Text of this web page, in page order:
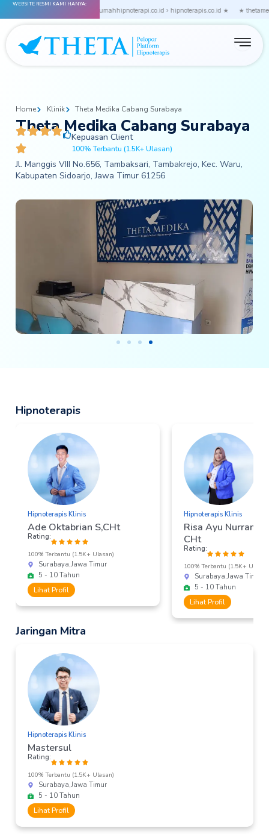
Skip
content
WEBSITE RESMI KAMI HANYA:
› thetagroup.co.id › rumahhipnoterapi.co.id › hipnoterapis.co.id ★ ★
Home Klinik Theta Medika Cabang Surabaya
Theta Medika Cabang Surabaya
Kepuasan Client
100% Terbantu (1.5K+ Ulasan)
Jl. Manggis VIII No.656, Tambaksari, Tambakrejo, Kec. Waru,
Kabupaten Sidoarjo, Jawa Timur 61256
Hipnoterapis
Hipnoterapis Klinis
Ade Oktabrian S,CHt
Rating:
100% Terbantu (1.5K+ Ulasan)
Surabaya,Jawa Timur
5 - 10 Tahun
Lihat Profil
Hipnoterapis Klinis
Risa Ayu Nurrani,
CHt
Rating:
100% Terbantu (1.5K+
Surabaya,Jawa Timur
5 - 10 Tahun
Lihat Profil
Jaringan Mitra
Hipnoterapis Klinis
Mastersul
Rating:
100% Terbantu (1.5K+ Ulasan)
Surabaya,Jawa Timur
5 - 10 Tahun
Lihat Profil